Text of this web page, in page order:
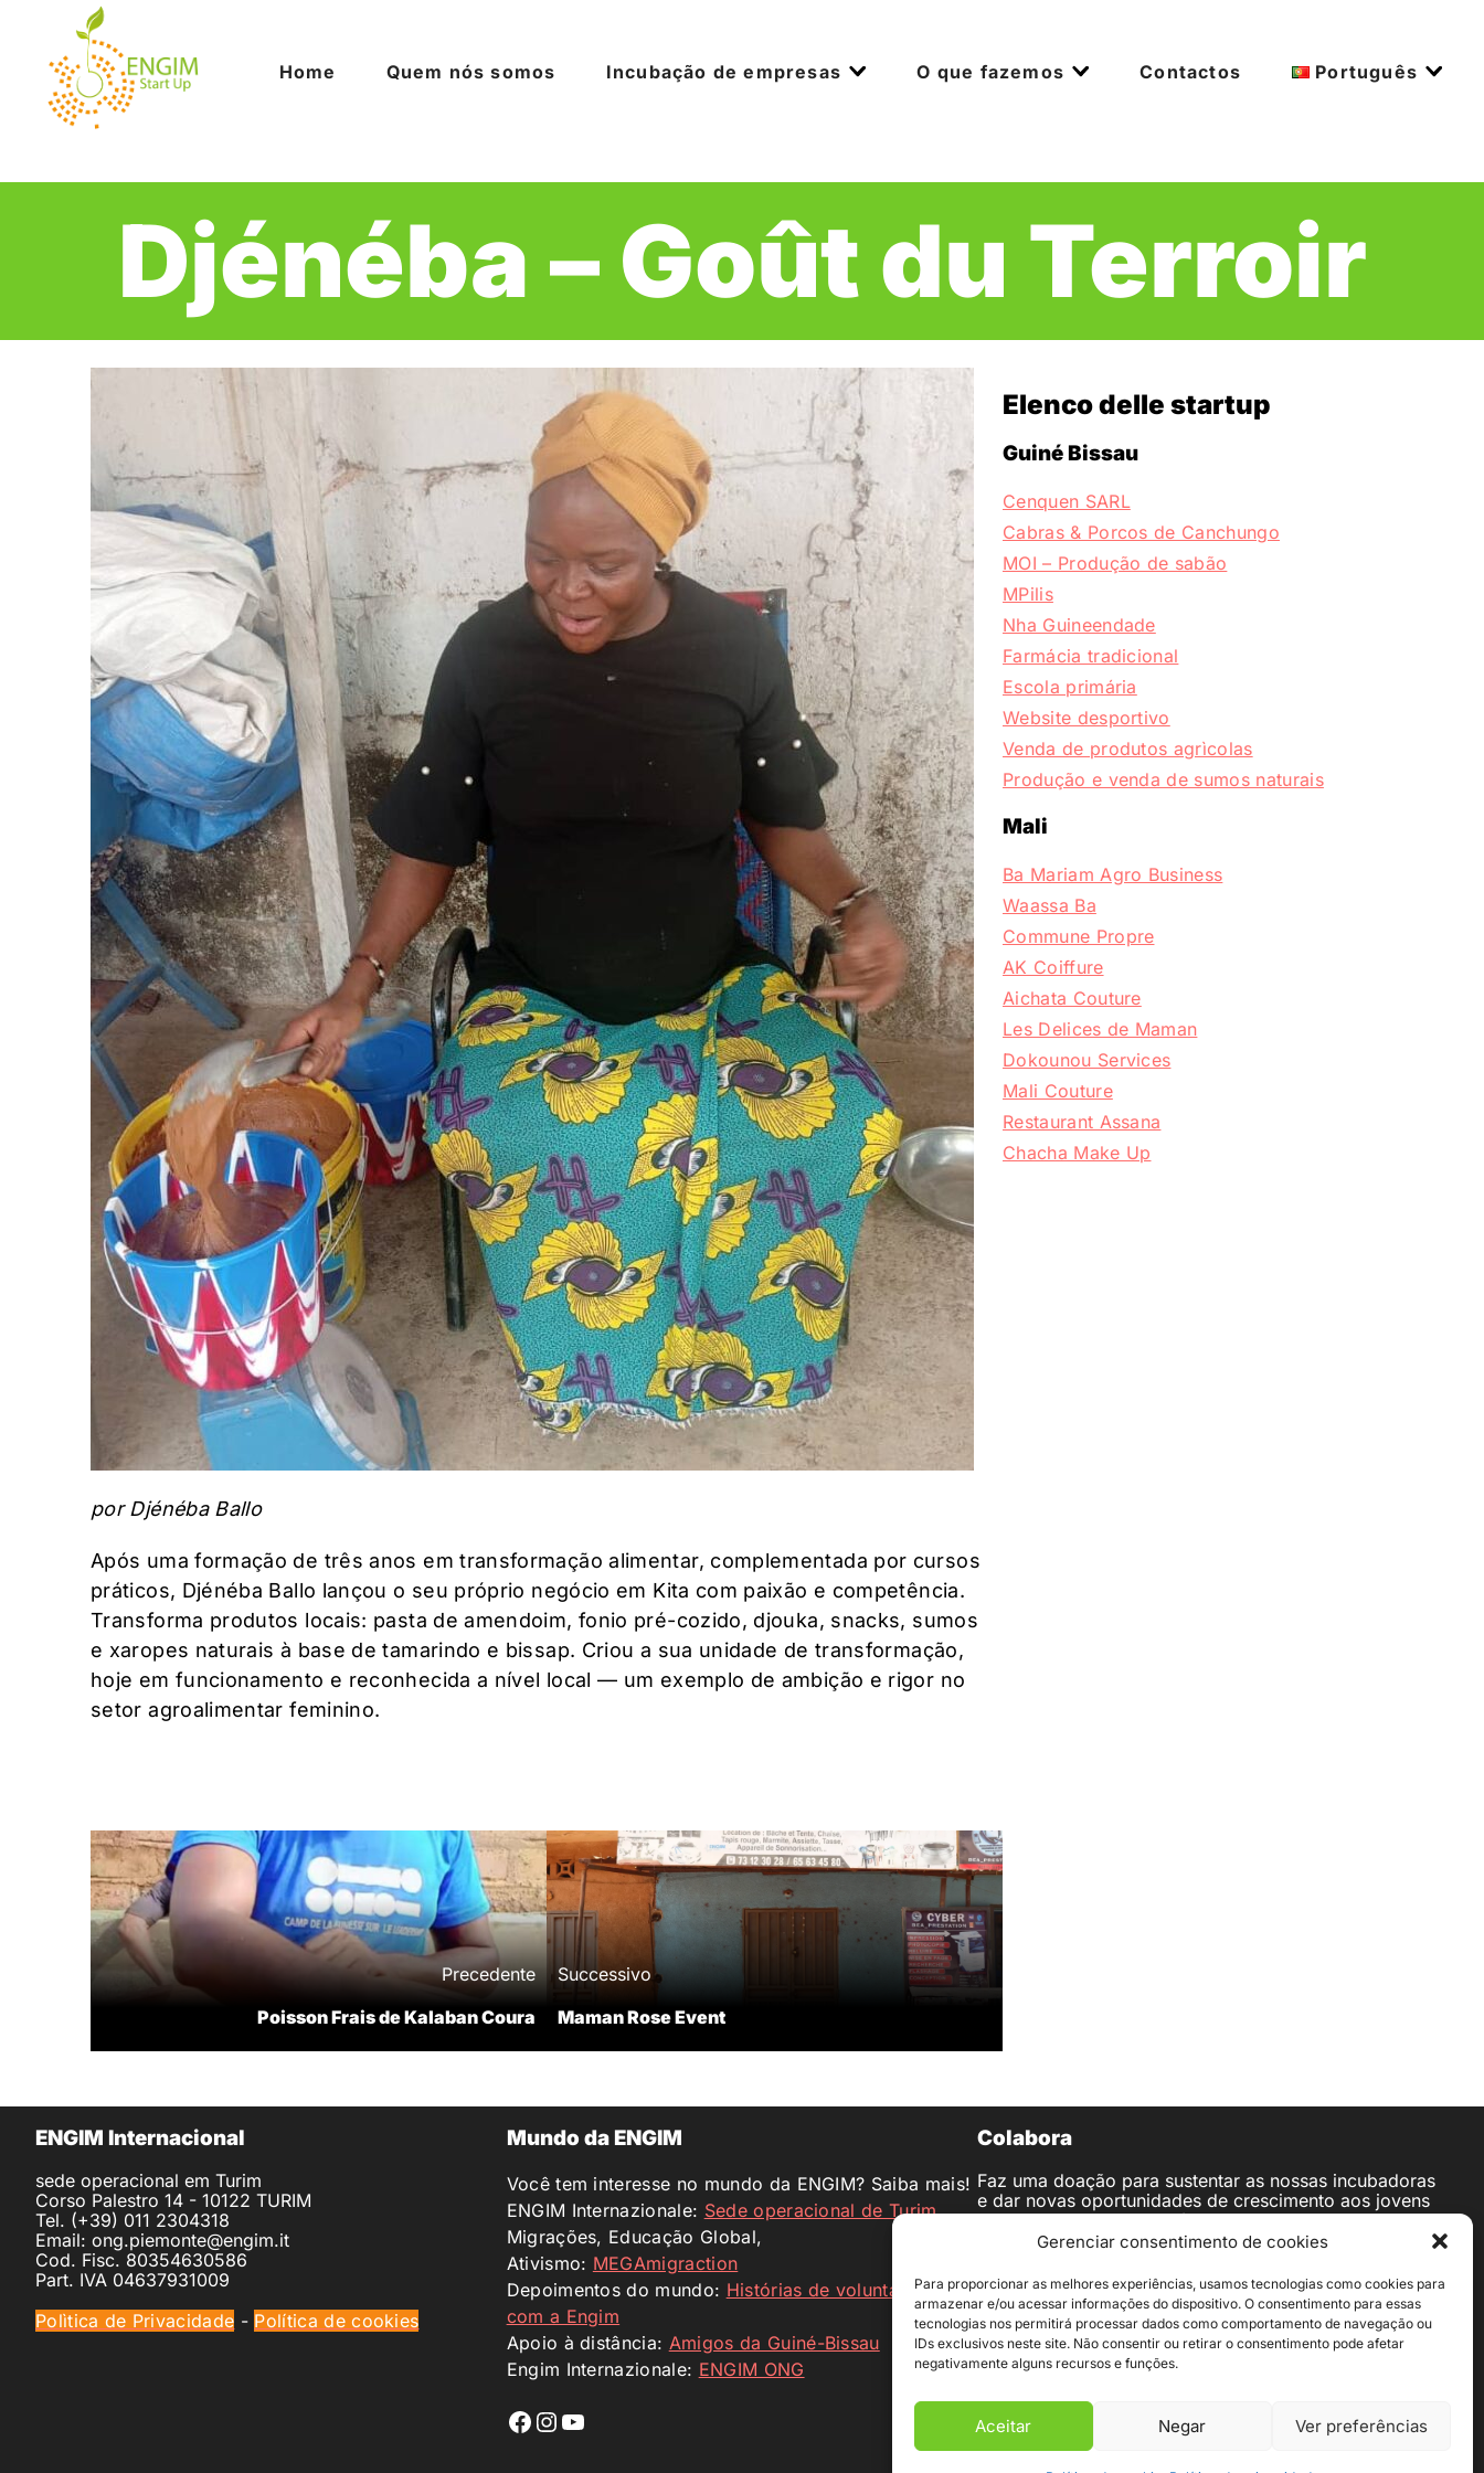
Gerenciar consentimento de cookies
Para proporcionar as melhores experiências, usamos tecnologias como cookies para
armazenar e/ou acessar informações do dispositivo. O consentimento para essas
tecnologias nos permitirá processar dados como comportamento de navegação ou
IDs exclusivos neste site. Não consentir ou retirar o consentimento pode afetar
negativamente alguns recursos e funções.
Aceitar Negar Ver preferências
Home Quem nós somos Incubação de empresas O que fazemos Contactos Português
conteúdo
Djénéba – Goût du Terroir
por Djénéba Ballo
Após uma formação de três anos em transformação alimentar, complementada por cursos
práticos, Djénéba Ballo lançou o seu próprio negócio em Kita com paixão e competência.
Transforma produtos locais: pasta de amendoim, fonio pré-cozido, djouka, snacks, sumos
e xaropes naturais à base de tamarindo e bissap. Criou a sua unidade de transformação,
hoje em funcionamento e reconhecida a nível local — um exemplo de ambição e rigor no
setor agroalimentar feminino.
Precedente
Poisson Frais de Kalaban Coura
Successivo
Maman Rose Event
Elenco delle startup
Guiné Bissau
Cenquen SARL
Cabras & Porcos de Canchungo
MOI – Produção de sabão
MPilis
Nha Guineendade
Farmácia tradicional
Escola primária
Website desportivo
Venda de produtos agrìcolas
Produção e venda de sumos naturais
Mali
Ba Mariam Agro Business
Waassa Ba
Commune Propre
AK Coiffure
Aichata Couture
Les Delices de Maman
Dokounou Services
Mali Couture
Restaurant Assana
Chacha Make Up
ENGIM Internacional
sede operacional em Turim
Corso Palestro 14 - 10122 TURIM
Tel. (+39) 011 2304318
Email: ong.piemonte@engim.it
Cod. Fisc. 80354630586
Part. IVA 04637931009
Polìtica de Privacidade - Política de cookies
Mundo da ENGIM
Você tem interesse no mundo da ENGIM? Saiba mais!
ENGIM Internazionale: Sede operacional de Turim
Migrações, Educação Global,
Ativismo: MEGAmigraction
Depoimentos do mundo: Histórias de voluntariado
com a Engim
Apoio à distância: Amigos da Guiné-Bissau
Engim Internazionale: ENGIM ONG
Profilo Facebook
Profilo Instagram
YouTube
Colabora
Faz uma doação para sustentar as nossas incubadoras
e dar novas oportunidades de crescimento aos jovens
empreendedores nos países onde operamos.
Murialdo
IBAN IT76 T030 6909 6061 0000 0007 422
BIC BCITITMM
BANCO Intesa Sanpaolo S.p.A.
Sede social: Piazza S. Carlo 156 – 10121 TORINO